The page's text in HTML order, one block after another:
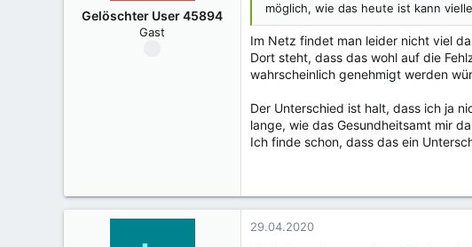
Gelöschter User 45894
Gast
möglich, wie das heute ist kann
Im Netz findet man leider nicht viel
Dort steht, dass das wohl auf die
wahrscheinlich genehmigt werden
Der Unterschied ist halt, dass ich ja
lange, wie das Gesundheitsamt mir
Ich finde schon, dass das ein
29.04.2020